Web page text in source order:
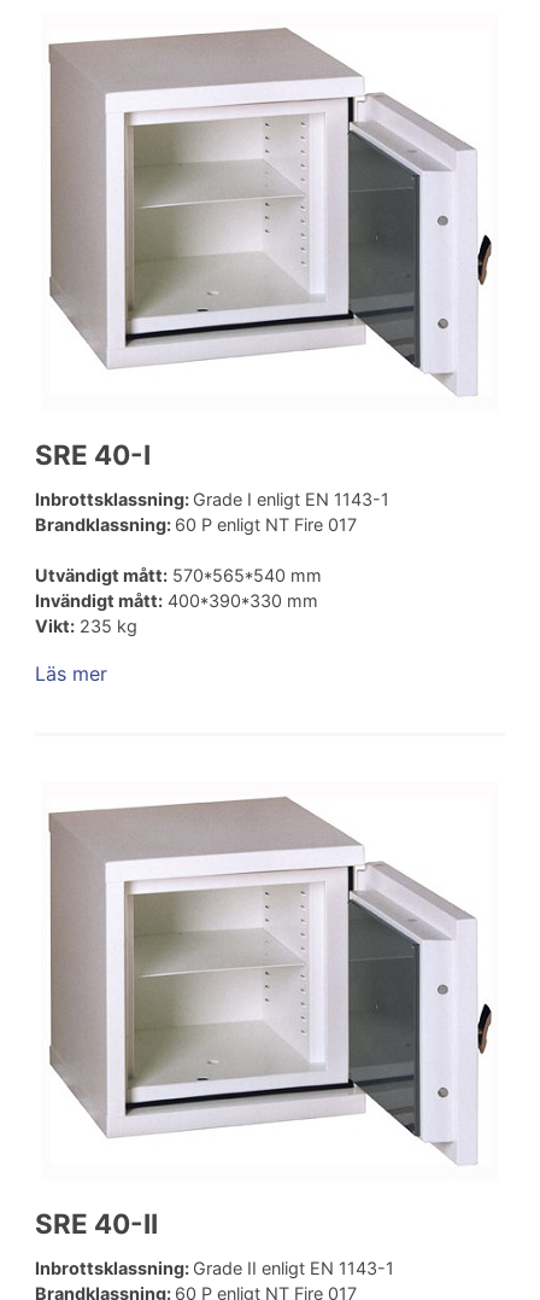
SRE 40-I
Inbrottsklassning: Grade I enligt EN 1143-1
Brandklassning: 60 P enligt NT Fire 017
Utvändigt mått:570*565*540 mm
Invändigt mått:400*390*330 mm
Vikt:235 kg
Läs mer
SRE 40-II
Inbrottsklassning: Grade II enligt EN 1143-1
Brandklassning: 60 P enligt NT Fire 017